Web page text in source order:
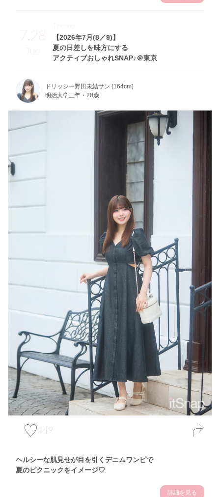
7.28
Tue
【2026年7月(8／9)】
夏の日差しを味方にする
アクティブおしゃれSNAP♪＠東京
Theme
ドリッシー野田未結サン (164cm)
明治大学三年・20歳
149
ヘルシーな肌見せが目を引くデニムワンピで
夏のピクニックをイメージ♡
詳細を見る